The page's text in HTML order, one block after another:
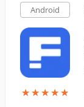
Android
★★★★★
★★★★★